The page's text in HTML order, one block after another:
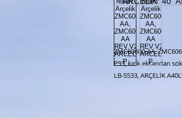
ZMC60600-AA,
P93, kırık ekrandan
LB-5533, ARÇELİK